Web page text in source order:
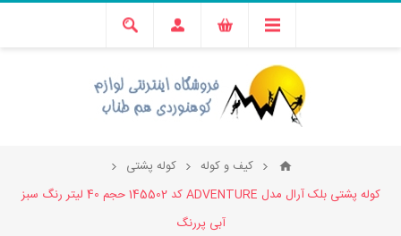
کیف و کوله
کوله پشتی
کوله پشتی بلک آرال مدل ADVENTURE کد 145502 حجم 40 لیتر رنگ سبز
آبی پررنگ